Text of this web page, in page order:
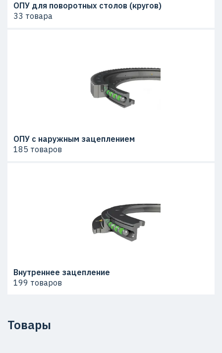
ОПУ для поворотных столов (кругов)
33 товара
ОПУ с наружным зацеплением
185 товаров
Внутреннее зацепление
199 товаров
Товары